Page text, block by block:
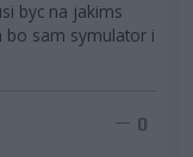
byc na jakims
bo sam symulator i
0